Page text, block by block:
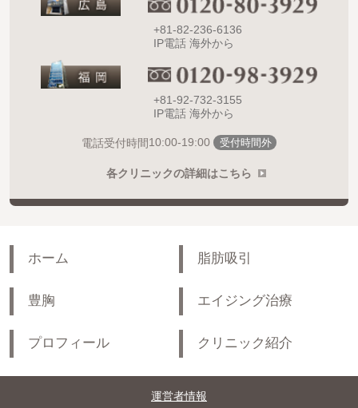
+81-82-236-6136
IP電話 海外から
+81-92-732-3155
IP電話 海外から
電話受付時間10:00-19:00 受付時間外
各クリニックの詳細はこちら
ホーム 脂肪吸引
豊胸 エイジング治療
プロフィール クリニック紹介
運営者情報